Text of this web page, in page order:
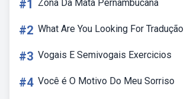
#1 Zona Da Mata Pernambucana
#2 What Are You Looking For Tradução
#3 Vogais E Semivogais Exercicios
#4 Você é O Motivo Do Meu Sorriso